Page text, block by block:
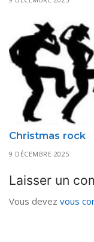
Christmas rock
9 DÉCEMBRE 2025
Laisser un
Vous devez vous